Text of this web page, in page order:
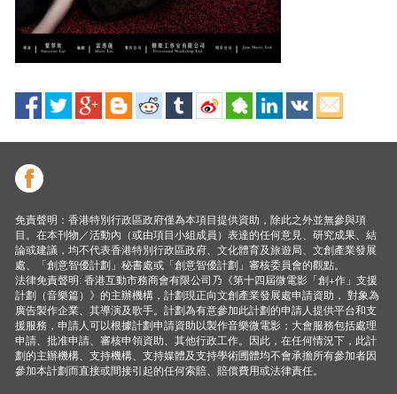
免責聲明：香港特別行政區政府僅為本項目提供資助，除此之外並無參與項
目。在本刊物／活動內（或由項目小組成員）表達的任何意見、研究成果、結
論或建議，均不代表香港特別行政區政府、文化體育及旅遊局、文創產業發展
處、「創意智優計劃」秘書處或「創意智優計劃」審核委員會的觀點。
法律免責聲明: 香港互動市務商會有限公司乃《第十四屆微電影「創+作」支援
計劃（音樂篇）》的主辦機構，計劃現正向文創產業發展處申請資助， 對象為
廣告製作企業、其導演及歌手。計劃為有意參加此計劃的申請人提供平台和支
援服務，申請人可以根據計劃申請資助以製作音樂微電影；大會服務包括處理
申請、批准申請、審核申領資助、其他行政工作。因此，在任何情況下，此計
劃的主辦機構、支持機構、支持媒體及支持學術圑體均不會承擔所有參加者因
參加本計劃而直接或間接引起的任何索賠、賠償費用或法律責任。